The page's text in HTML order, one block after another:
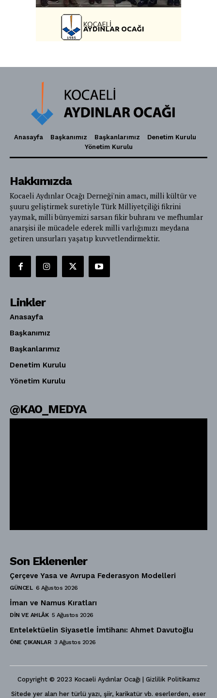
Anasayfa Başkanımız Başkanlarımız
Denetim Kurulu
Yönetim Kurulu
Hakkımızda
Kocaeli Aydınlar Ocağı Derneği'nin amacı, milli kültür ve
şuuru geliştirmek suretiyle Türk Milliyetçiliği fikrini
yaymak, milli bünyemizi sarsan fikir buhranı ve mefhumlar
anarşisi ile mücadele ederek milli varlığımızı meydana
getiren unsurları yaşatıp kuvvetlendirmektir.
Linkler
Anasayfa
Başkanımız
Başkanlarımız
Denetim Kurulu
Yönetim Kurulu
@KAO_MEDYA
Son Eklenenler
Çerçeve Yasa ve Avrupa Federasyon Modelleri
GÜNCEL 6 Ağustos 2026
İman ve Namus Kıratları
DIN VE AHLÂK 5 Ağustos 2026
Entelektüelin Siyasetle İmtihanı: Ahmet Davutoğlu
ÖNE ÇIKANLAR 3 Ağustos 2026
Copyright © 2023 Kocaeli Aydınlar Ocağı | Gizlilik Politikamız
Sitede yer alan her türlü yazı, şiir, karikatür vb. eserlerden, eser